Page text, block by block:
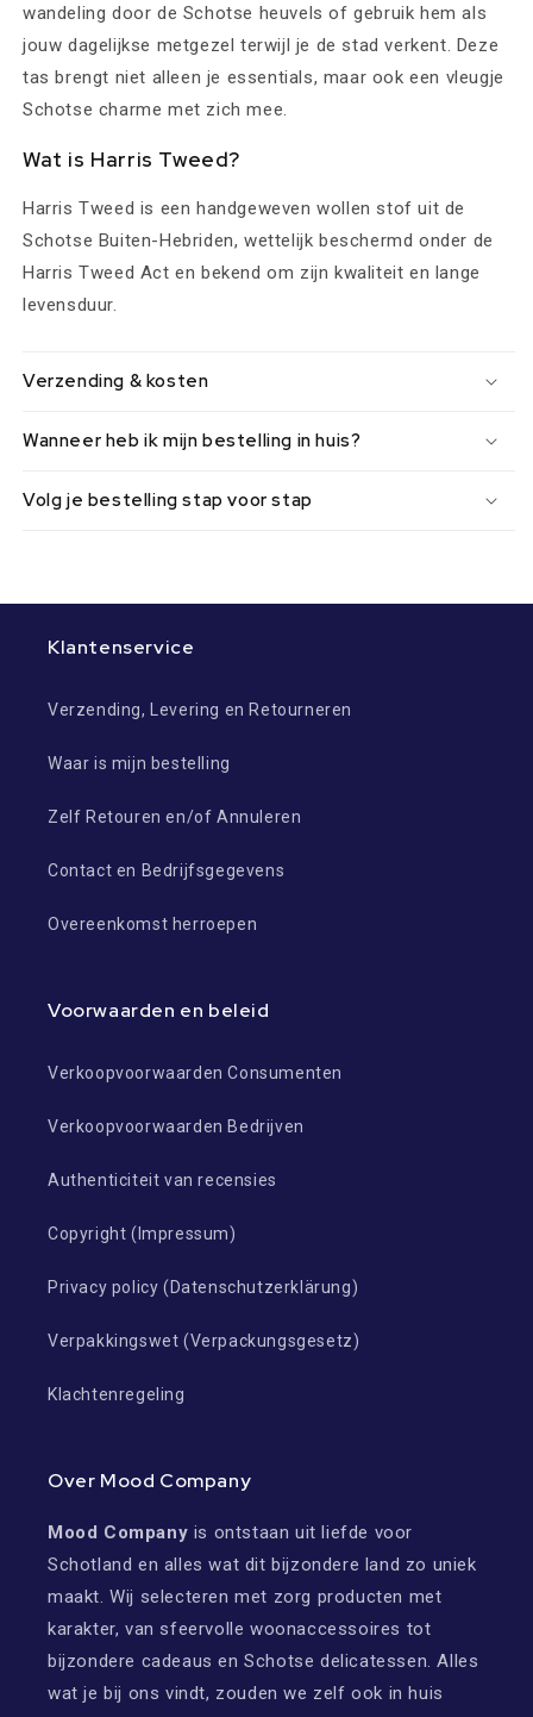
wandeling door de Schotse heuvels of gebruik hem als
jouw dagelijkse metgezel terwijl je de stad verkent. Deze
tas brengt niet alleen je essentials, maar ook een vleugje
Schotse charme met zich mee.
Wat is Harris Tweed?
Harris Tweed is een handgeweven wollen stof uit de
Schotse Buiten-Hebriden, wettelijk beschermd onder de
Harris Tweed Act en bekend om zijn kwaliteit en lange
levensduur.
Verzending & kosten
Wanneer heb ik mijn bestelling in huis?
Volg je bestelling stap voor stap
Klantenservice
Verzending, Levering en Retourneren
Waar is mijn bestelling
Zelf Retouren en/of Annuleren
Contact en Bedrijfsgegevens
Overeenkomst herroepen
Voorwaarden en beleid
Verkoopvoorwaarden Consumenten
Verkoopvoorwaarden Bedrijven
Authenticiteit van recensies
Copyright (Impressum)
Privacy policy (Datenschutzerklärung)
Verpakkingswet (Verpackungsgesetz)
Klachtenregeling
Over Mood Company
Mood Company is ontstaan uit liefde voor
Schotland en alles wat dit bijzondere land zo uniek
maakt. Wij selecteren met zorg producten met
karakter, van sfeervolle woonaccessoires tot
bijzondere cadeaus en Schotse delicatessen. Alles
wat je bij ons vindt, zouden we zelf ook in huis